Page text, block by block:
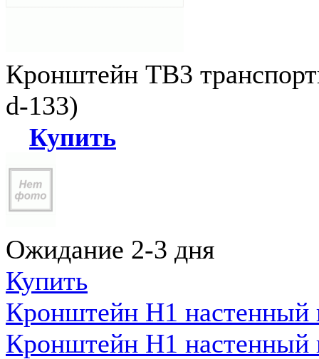
Кронштейн ТВ3
d-133)
Купить
Ожидание 2-3 дня
Купить
Кронштейн Н1
Кронштейн Н1